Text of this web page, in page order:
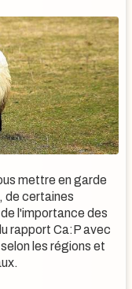
mettre en garde
de certaines
l'importance des
rapport Ca:P avec
les régions et